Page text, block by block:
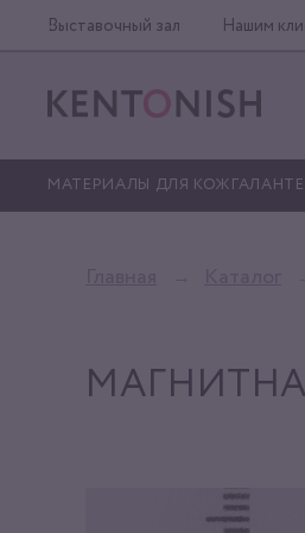
Выставочный зал Нашим
МАТЕРИАЛЫ ДЛЯ